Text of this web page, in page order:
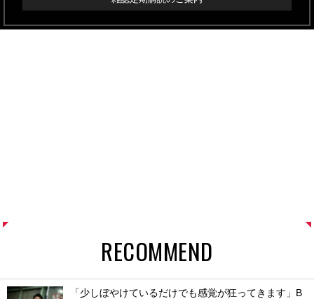
RECOMMEND
「少しぼやけているだけでも感覚が狂ってきます」B